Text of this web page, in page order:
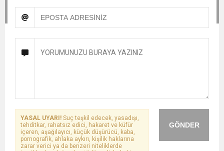
GÖNDER
YASAL UYARI! Suç teşkil edecek, yasadışı,
tehditkar, rahatsız edici, hakaret ve küfür
içeren, aşağılayıcı, küçük düşürücü, kaba,
pornografik, ahlaka aykırı, kişilik haklarına
zarar verici ya da benzeri niteliklerde